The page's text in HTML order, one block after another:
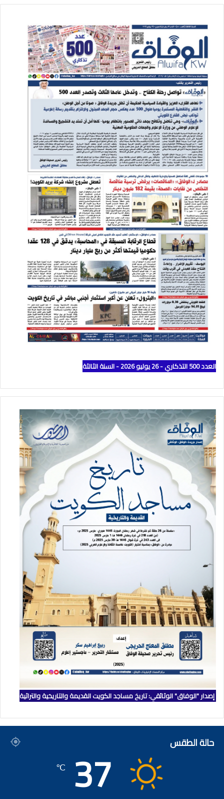
العدد 500 التذكاري - 26 يوليو 2026 - السنة الثالثة
إصدار "الوفاق" الوثائقي: تاريخ مساجد الكويت القديمة والتاريخية والتراثية
حالة الطقس 37
℃